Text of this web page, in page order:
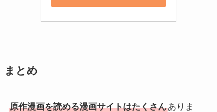
まとめ
原作漫画を読める漫画サイトはたくさんありま